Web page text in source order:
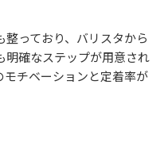
っており、バリスタから
明確なステップが用意され
チベーションと定着率が